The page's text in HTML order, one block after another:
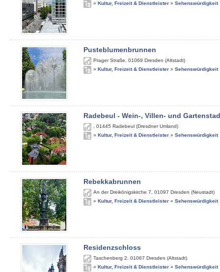
» Kultur, Freizeit & Dienstleister » Sehenswürdigkeit
Pusteblumenbrunnen
Prager Straße 01069 Dresden (Altstadt)
» Kultur, Freizeit & Dienstleister » Sehenswürdigkeit
Radebeul - Wein-, Villen- und
01445 Radebeul (Dresdner Umland)
» Kultur, Freizeit & Dienstleister » Sehenswürdigkeit
Rebekkabrunnen
An der Dreikönigskirche 7 01097 Dresden (Neustadt)
» Kultur, Freizeit & Dienstleister » Sehenswürdigkeit
Residenzschloss
Taschenberg 2 01067 Dresden (Altstadt)
» Kultur, Freizeit & Dienstleister » Sehenswürdigkeit